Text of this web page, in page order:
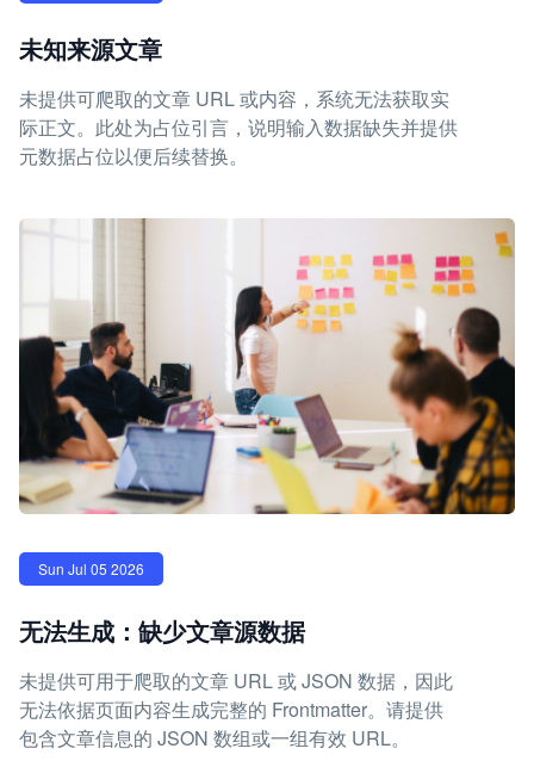
未知来源文章
未提供可爬取的文章 URL 或内容，系统无法获取实
际正文。此处为占位引言，说明输入数据缺失并提供
元数据占位以便后续替换。
Sun Jul 05 2026
无法生成：缺少文章源数据
未提供可用于爬取的文章 URL 或 JSON 数据，因此
无法依据页面内容生成完整的 Frontmatter。请提供
包含文章信息的 JSON 数组或一组有效 URL。